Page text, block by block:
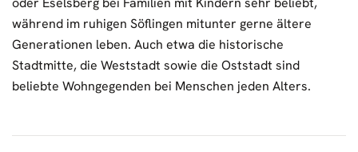
während im ruhigen Söflingen mitunter gerne ältere
Generationen leben. Auch etwa die historische
Stadtmitte, die Weststadt sowie die Oststadt sind
beliebte Wohngegenden bei Menschen jeden Alters.